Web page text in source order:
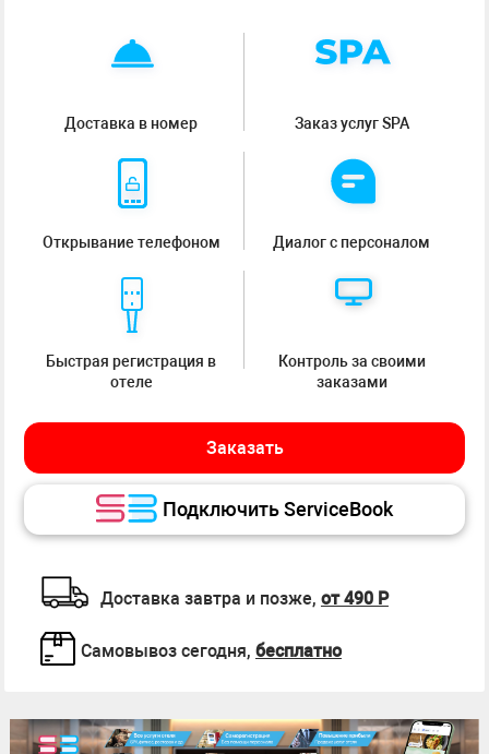
Доставка в номер Заказ услуг SPA
Открывание телефоном Диалог с персоналом
Быстрая регистрация в
отеле
Контроль за своими
заказами
Заказать
Подключить ServiceBook
Доставка завтра и позже, от 490 Р
Самовывоз сегодня, бесплатно